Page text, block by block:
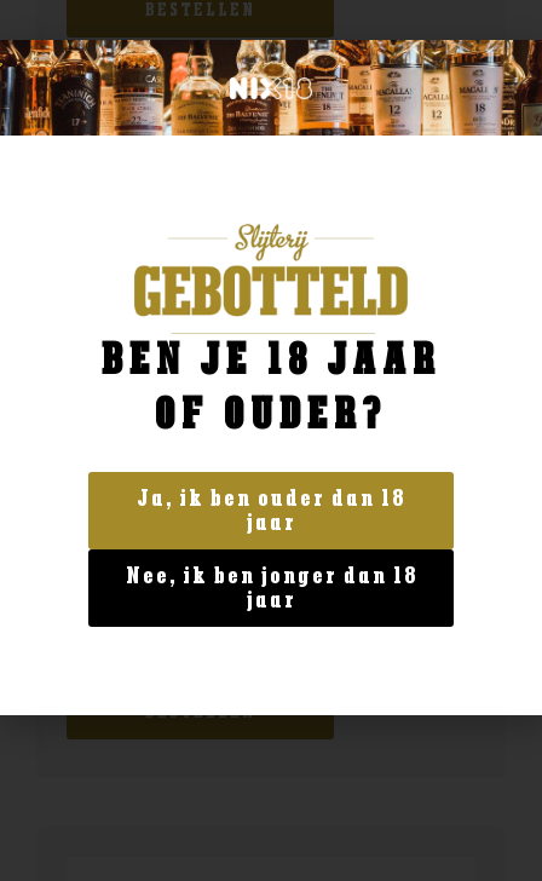
BESTELLEN
Geen categorie
Enate 234 Chardonnay Magnum
BESTELLEN
BEN JE 18 JAAR
OF OUDER?
Ja, ik ben ouder dan 18
jaar
Nee, ik ben jonger dan 18
jaar